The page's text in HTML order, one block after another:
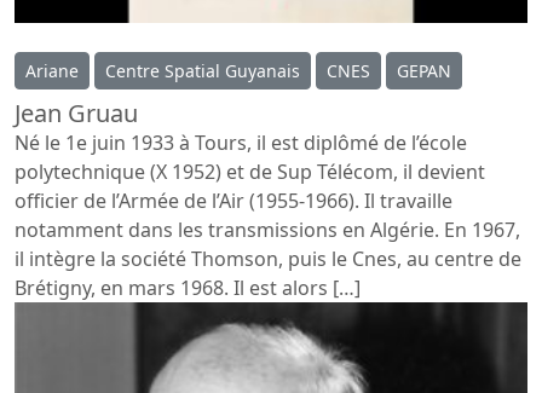
Ariane Centre Spatial Guyanais CNES GEPAN
Jean Gruau
Né le 1e juin 1933 à Tours, il est diplômé de l’école
polytechnique (X 1952) et de Sup Télécom, il devient
officier de l’Armée de l’Air (1955-1966). Il travaille
notamment dans les transmissions en Algérie. En 1967,
il intègre la société Thomson, puis le Cnes, au centre de
Brétigny, en mars 1968. Il est alors […]